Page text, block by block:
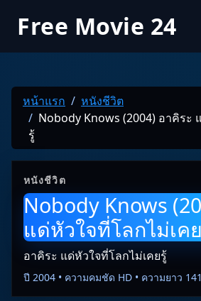
Free Movie 24
หน้าแรก
หนังชีวิต
Nobody Knows (2004) อาคิระ
รู้
หนังชีวิต
Nobody Knows
แด่หัวใจที่โลกไม่เค
อาคิระ แด่หัวใจที่โลกไม่เคยรู้
ปี 2004 • ความคมชัด HD • ความยาว